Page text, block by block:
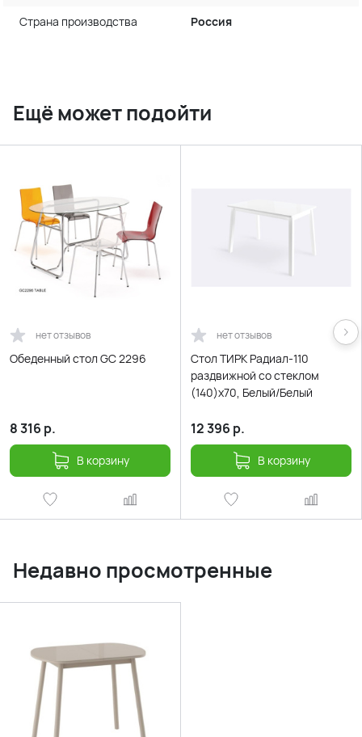
Страна производства
Россия
Ещё может подойти
нет отзывов
Обеденный стол GC 2296
8 316 р.
В корзину
нет отзывов
Cтол ТИРК Радиал-110
раздвижной со стеклом
(140)х70, Белый/Белый
12 396 р.
В корзину
Недавно просмотренные